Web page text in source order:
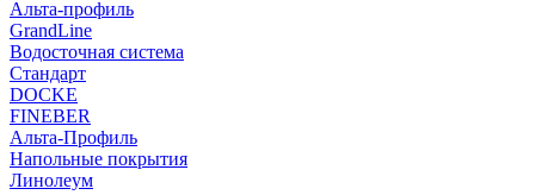
Альта-профиль
GrandLine
Водосточная система
Стандарт
DOCKE
FINEBER
Альта-Профиль
Напольные покрытия
Линолеум